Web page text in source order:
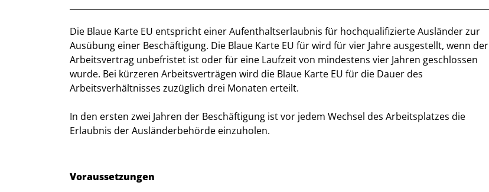
Kurzbeschreibung
Beschreibung
Die Blaue Karte EU entspricht einer Aufenthaltserlaubnis für hochqualifizierte Ausländer zur
Ausübung einer Beschäftigung. Die Blaue Karte EU für wird für vier Jahre ausgestellt, wenn der
Arbeitsvertrag unbefristet ist oder für eine Laufzeit von mindestens vier Jahren geschlossen
wurde. Bei kürzeren Arbeitsverträgen wird die Blaue Karte EU für die Dauer des
Arbeitsverhältnisses zuzüglich drei Monaten erteilt.
In den ersten zwei Jahren der Beschäftigung ist vor jedem Wechsel des Arbeitsplatzes die
Erlaubnis der Ausländerbehörde einzuholen.
Voraussetzungen